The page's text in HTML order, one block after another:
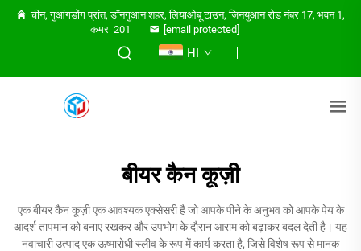
चीन, गुआंगडोंग प्रांत, डॉनगुआन शहर, लियाओबू टाउन, जिनयुआन रोड नंबर 17, भवन 1,
कमरा 201
[email protected]
HI
बीयर कैन कूज़ी
एक बीयर कैन कूज़ी एक आवश्यक एक्सेसरी है जो आपके पीने के अनुभव को आपके पेय के
आदर्श तापमान को बनाए रखकर और उपभोग के दौरान आराम को बढ़ाकर बदल देती है। यह
नवाचारी उत्पाद एक ऊष्मारोधी स्लीव के रूप में कार्य करता है, जिसे विशेष रूप से मानक